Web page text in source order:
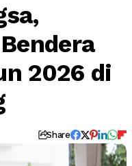
2026 di
Share